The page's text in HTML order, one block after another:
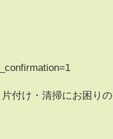
付け・清掃にお困りの